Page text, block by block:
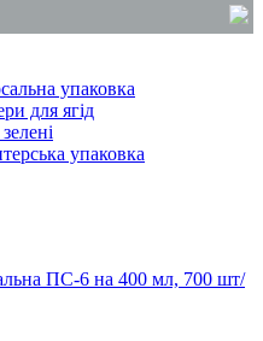
упаковка
для ягід
упаковка